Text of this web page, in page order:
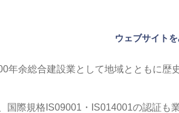
ウェブサイト
年余総合建設業として地域とともに歴
国際規格IS09001・IS014001の認証も